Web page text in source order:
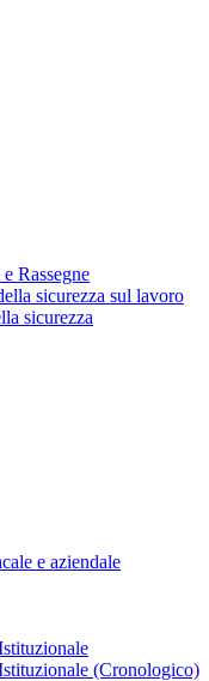
Rassegne
sicurezza sul lavoro
sicurezza
e aziendale
(Cronologico)